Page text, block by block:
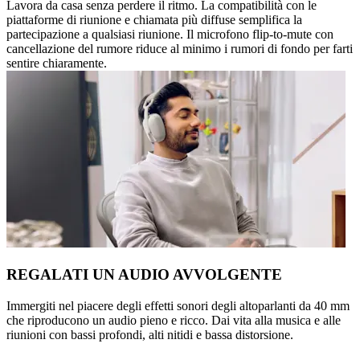
Lavora da casa senza perdere il ritmo. La compatibilità con le
piattaforme di riunione e chiamata più diffuse semplifica la
partecipazione a qualsiasi riunione. Il microfono flip-to-mute con
cancellazione del rumore riduce al minimo i rumori di fondo per farti
sentire chiaramente.
REGALATI UN AUDIO AVVOLGENTE
Immergiti nel piacere degli effetti sonori degli altoparlanti da 40 mm
che riproducono un audio pieno e ricco. Dai vita alla musica e alle
riunioni con bassi profondi, alti nitidi e bassa distorsione.